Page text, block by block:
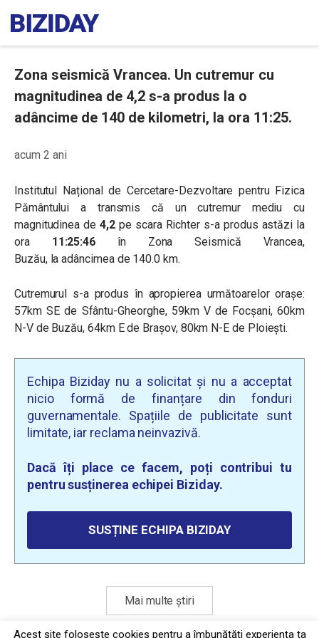
Zona seismică Vrancea. Un cutremur cu
magnitudinea de 4,2 s-a produs la o
adâncime de 140 de kilometri, la ora 11:25.
acum 2 ani
Institutul Național de Cercetare-Dezvoltare pentru Fizica
Pământului a transmis că un cutremur mediu cu
magnitudinea de4,2 pe scara Richter s-a produs astăzi la
ora 11:25:46 în Zona Seismică Vrancea,
Buzău,laadâncimea de 140.0 km.
Cutremurul s-a produs în apropierea următoarelor oraşe:
57km SE de Sfântu-Gheorghe, 59km V de Focșani, 60km
N-V de Buzău, 64km E de Brașov, 80km N-E de Ploiești.
Echipa Biziday nu a solicitat și nu a acceptat
nicio formă de finanțare din fonduri
guvernamentale. Spațiile de publicitate sunt
limitate, iar reclama neinvazivă.
Dacă îți place ce facem, poți contribui tu
pentru susținerea echipei Biziday.
SUSȚINE ECHIPA BIZIDAY
Mai multe știri
Acest site foloseşte cookies pentru a îmbunătăți experiența ta